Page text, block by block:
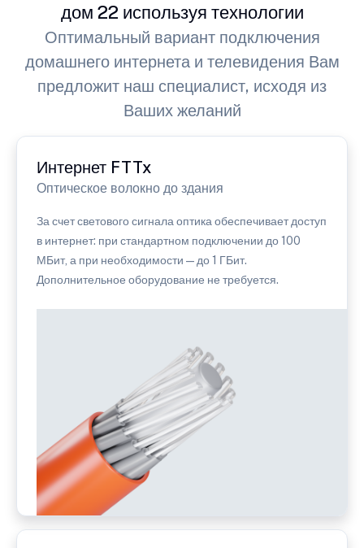
дом 22 используя технологии
Оптимальный вариант подключения
домашнего интернета и телевидения Вам
предложит наш специалист, исходя из
Ваших желаний
Интернет FTTx
Оптическое волокно до здания
За счет светового сигнала оптика обеспечивает доступ
в интернет: при стандартном подключении до 100
МБит, а при необходимости — до 1 ГБит.
Дополнительное оборудование не требуется.